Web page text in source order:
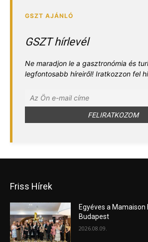
GSZT hírlevél
Ne maradjon le a gasztronómia és
legfontosabb híreiről! Iratkozzon fel
Friss Hírek
Egyéves a Mamaison
Budapest
2026.08.09.